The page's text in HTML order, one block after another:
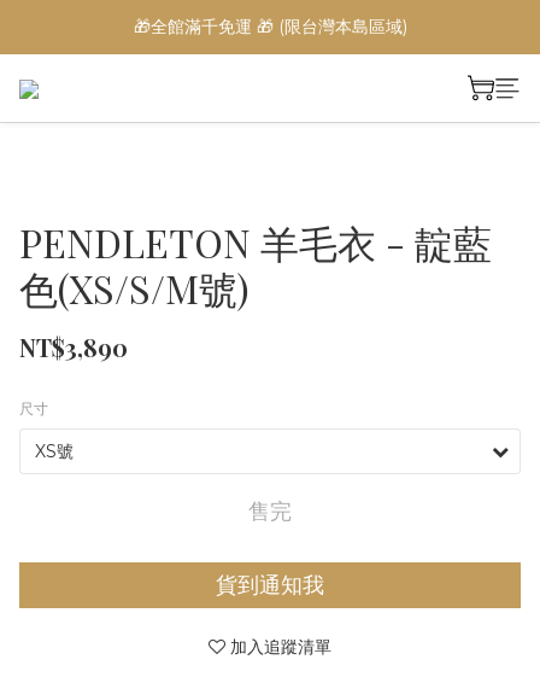
🎁全館滿千免運 🎁 (限台灣本島區域)
PENDLETON 羊毛衣 - 靛藍
色(XS/S/M號)
NT$3,890
尺寸
售完
貨到通知我
加入追蹤清單